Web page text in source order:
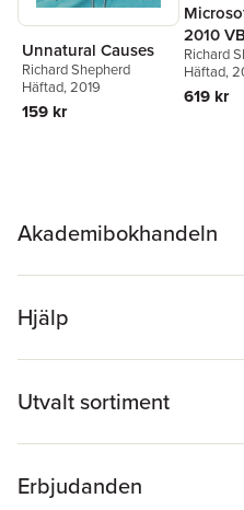
Unnatural Causes
Richard Shepherd
Häftad, 2019
159 kr
2010
Richard
Häftad,
619 kr
Akademibokhandeln
Hjälp
Utvalt sortiment
Erbjudanden